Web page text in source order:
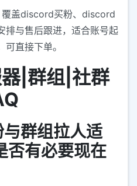
盖discord买粉、discord
排与售后跟进，适合账号起
直接下单。
|群组|社群
群组拉人适
否有必要现在